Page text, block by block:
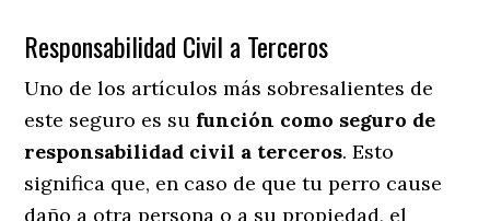
Responsabilidad Civil a Terceros
Uno de los artículos más sobresalientes de
este seguro es su función como seguro de
responsabilidad civil a terceros. Esto
significa que, en caso de que tu perro cause
daño a otra persona o a su propiedad, el